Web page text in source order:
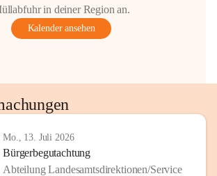
in deiner Region an.
Kalender ansehen
Mo., 13. Juli 2026
Bürgerbegutachtung
Abteilung Landesamtsdirektionen/Service